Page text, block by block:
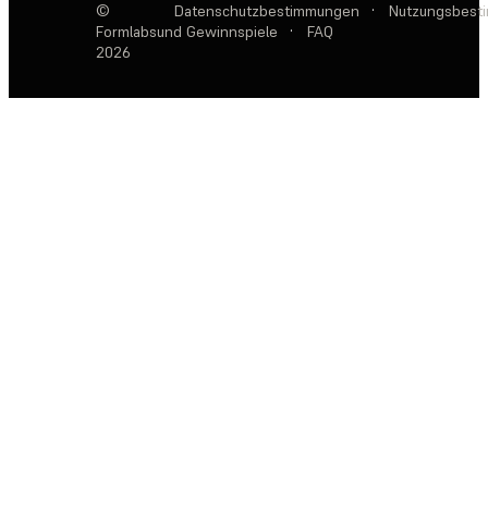
©
Formlabs
2026
Datenschutzbestimmungen ·
und Gewinnspiele
· FAQ